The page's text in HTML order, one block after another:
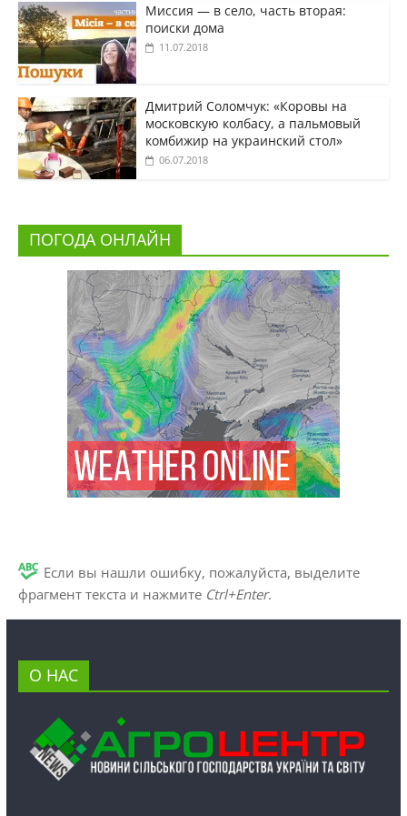
Миссия — в село, часть вторая:
поиски дома
11.07.2018
Дмитрий Соломчук: «Коровы на
московскую колбасу, а пальмовый
комбижир на украинский стол»
06.07.2018
ПОГОДА ОНЛАЙН
Если вы нашли ошибку, пожалуйста, выделите
фрагмент текста и нажмите Ctrl+Enter.
О НАС